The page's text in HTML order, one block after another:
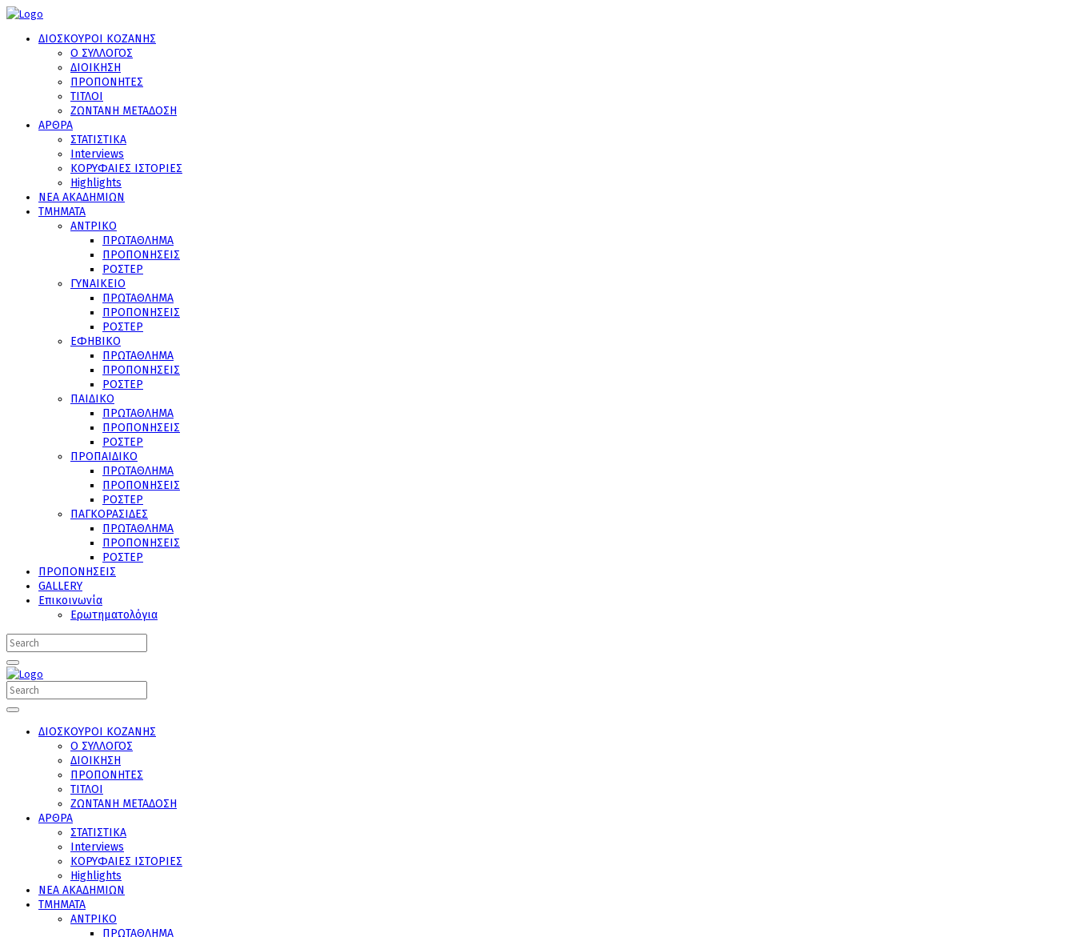
ΔΙΟΣΚΟΥΡΟΙ ΚΟΖΑΝΗΣ
Ο ΣΥΛΛΟΓΟΣ
ΔΙΟΙΚΗΣΗ
ΠΡΟΠΟΝΗΤΕΣ
ΤΙΤΛΟΙ
ΖΩΝΤΑΝΗ ΜΕΤΑΔΟΣΗ
ΑΡΘΡΑ
ΣΤΑΤΙΣΤΙΚΑ
Interviews
ΚΟΡΥΦΑΙΕΣ ΙΣΤΟΡΙΕΣ
Highlights
ΝΕΑ ΑΚΑΔΗΜΙΩΝ
ΤΜΗΜΑΤΑ
ΑΝΤΡΙΚΟ
ΠΡΩΤΑΘΛΗΜΑ
ΠΡΟΠΟΝΗΣΕΙΣ
ΡΟΣΤΕΡ
ΓΥΝΑΙΚΕΙΟ
ΠΡΩΤΑΘΛΗΜΑ
ΠΡΟΠΟΝΗΣΕΙΣ
ΡΟΣΤΕΡ
ΕΦΗΒΙΚΟ
ΠΡΩΤΑΘΛΗΜΑ
ΠΡΟΠΟΝΗΣΕΙΣ
ΡΟΣΤΕΡ
ΠΑΙΔΙΚΟ
ΠΡΩΤΑΘΛΗΜΑ
ΠΡΟΠΟΝΗΣΕΙΣ
ΡΟΣΤΕΡ
ΠΡΟΠΑΙΔΙΚΟ
ΠΡΩΤΑΘΛΗΜΑ
ΠΡΟΠΟΝΗΣΕΙΣ
ΡΟΣΤΕΡ
ΠΑΓΚΟΡΑΣΙΔΕΣ
ΠΡΩΤΑΘΛΗΜΑ
ΠΡΟΠΟΝΗΣΕΙΣ
ΡΟΣΤΕΡ
ΠΡΟΠΟΝΗΣΕΙΣ
GALLERY
Επικοινωνία
Ερωτηματολόγια
ΔΙΟΣΚΟΥΡΟΙ ΚΟΖΑΝΗΣ
Ο ΣΥΛΛΟΓΟΣ
ΔΙΟΙΚΗΣΗ
ΠΡΟΠΟΝΗΤΕΣ
ΤΙΤΛΟΙ
ΖΩΝΤΑΝΗ ΜΕΤΑΔΟΣΗ
ΑΡΘΡΑ
ΣΤΑΤΙΣΤΙΚΑ
Interviews
ΚΟΡΥΦΑΙΕΣ ΙΣΤΟΡΙΕΣ
Highlights
ΝΕΑ ΑΚΑΔΗΜΙΩΝ
ΤΜΗΜΑΤΑ
ΑΝΤΡΙΚΟ
ΠΡΩΤΑΘΛΗΜΑ